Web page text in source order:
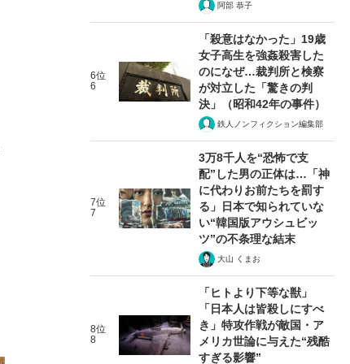
阿部 恭子
6位
6
「殺意はなかった」19歳
女子高生を強姦殺害した
のになぜ…裁判所と検察
が対立した「驚きの判
決」（昭和42年の事件）
鉄人ノンフィクション編集部
7位
7
3万8千人を“恐怖で支
配”した男の正体は…「神
に代わりお前たちを罰す
る」日本で知られていな
い“韓国版アウシュビッ
ツ”の不条理な結末
大山 くまお
8位
8
「ヒトより下等な獣」
「日本人は皆殺しにすべ
き」特攻作戦が敵国・ア
メリカ世論に与えた“残酷
すぎる影響”